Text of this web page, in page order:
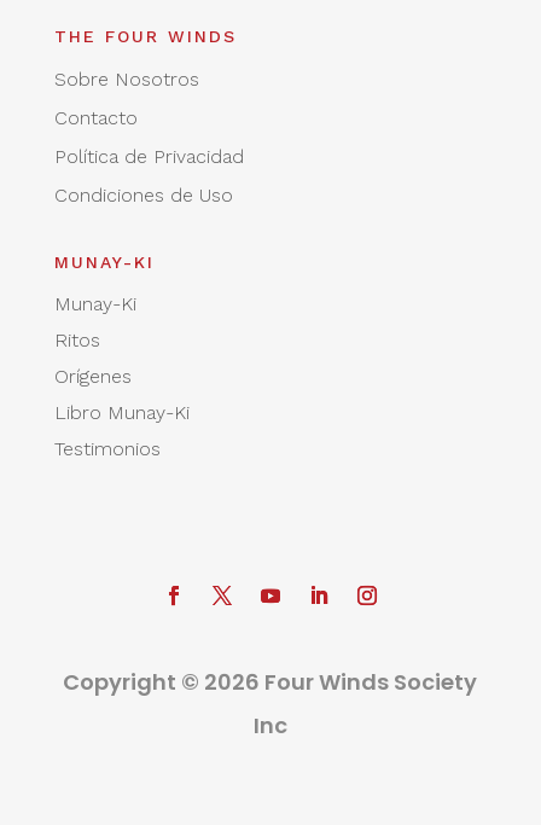
THE FOUR WINDS
Sobre Nosotros
Contacto
Política de Privacidad
Condiciones de Uso
MUNAY-KI
Munay-Ki
Ritos
Orígenes
Libro Munay-Ki
Testimonios
Copyright © 2026 Four Winds Society
Inc